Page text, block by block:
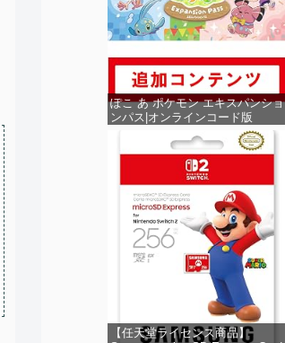
ぽこ あ ポケモン エキスパンショ
ンパス|オンラインコード版
【任天堂ライセンス商品】